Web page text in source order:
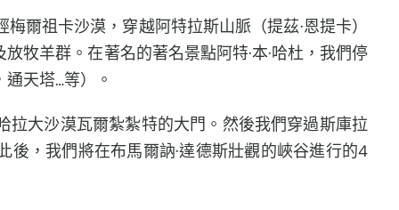
爾祖卡沙漠，穿越阿特拉斯山脈（提茲·恩提卡）
牧羊群。在著名的著名景點阿特·本·哈杜，我們停
天塔…等）。
大沙漠瓦爾紮紮特的大門。然後我們穿過斯庫拉
，我們將在布馬爾訥·達德斯壯觀的峽谷進行的4